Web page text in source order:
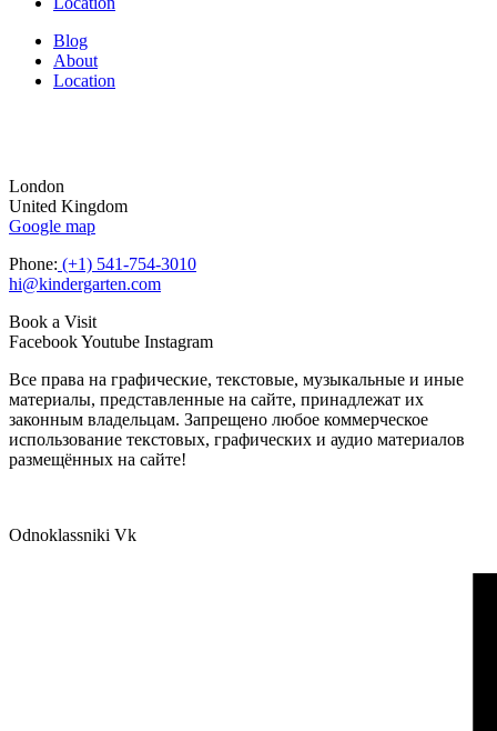
Blog
About
Location
London
United Kingdom
Google map
Phone: (+1) 541-754-3010
hi@kindergarten.com
Book a Visit
FacebookYoutube Instagram
Все права на графические, текстовые, музыкальные и иные
материалы, представленные на сайте, принадлежат их
законным владельцам. Запрещено любое коммерческое
использование текстовых, графических и аудио материалов
размещённых на сайте!
Odnoklassniki Vk